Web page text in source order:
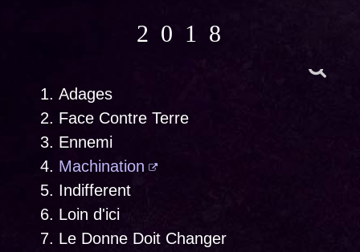
2018
Adages
Face Contre Terre
Ennemi
Machination
Indifferent
Loin d'ici
Le Donne Doit Changer